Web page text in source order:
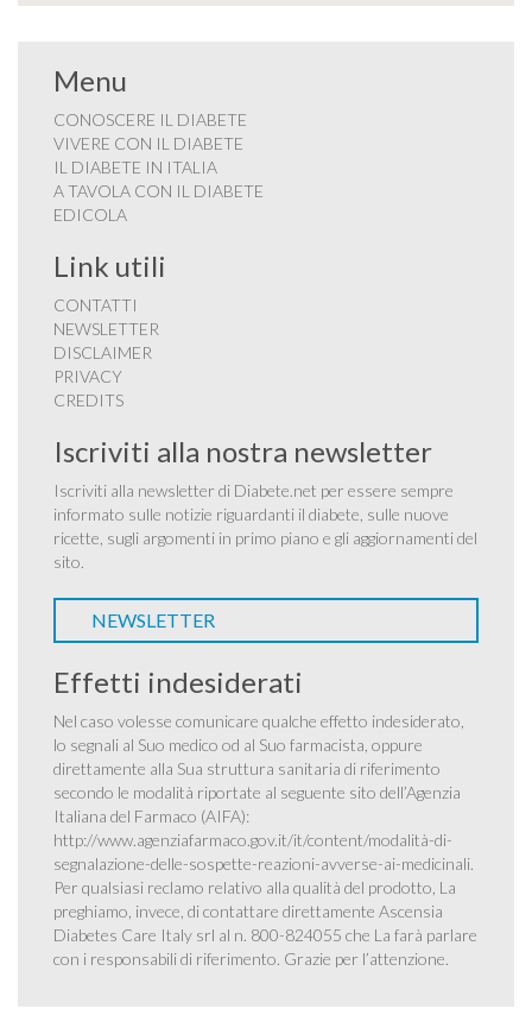
Menu
CONOSCERE IL DIABETE
VIVERE CON IL DIABETE
IL DIABETE IN ITALIA
A TAVOLA CON IL DIABETE
EDICOLA
Link utili
CONTATTI
NEWSLETTER
DISCLAIMER
PRIVACY
CREDITS
Iscriviti alla nostra newsletter
Iscriviti alla newsletter di Diabete.net per essere sempre
informato sulle notizie riguardanti il diabete, sulle nuove
ricette, sugli argomenti in primo piano e gli aggiornamenti del
sito.
NEWSLETTER
Effetti indesiderati
Nel caso volesse comunicare qualche effetto indesiderato,
lo segnali al Suo medico od al Suo farmacista, oppure
direttamente alla Sua struttura sanitaria di riferimento
secondo le modalità riportate al seguente sito dell’Agenzia
Italiana del Farmaco (AIFA):
http://www.agenziafarmaco.gov.it/it/content/modalità-di-
segnalazione-delle-sospette-reazioni-avverse-ai-medicinali.
Per qualsiasi reclamo relativo alla qualità del prodotto, La
preghiamo, invece, di contattare direttamente Ascensia
Diabetes Care Italy srl al n. 800-824055 che La farà parlare
con i responsabili di riferimento. Grazie per l’attenzione.